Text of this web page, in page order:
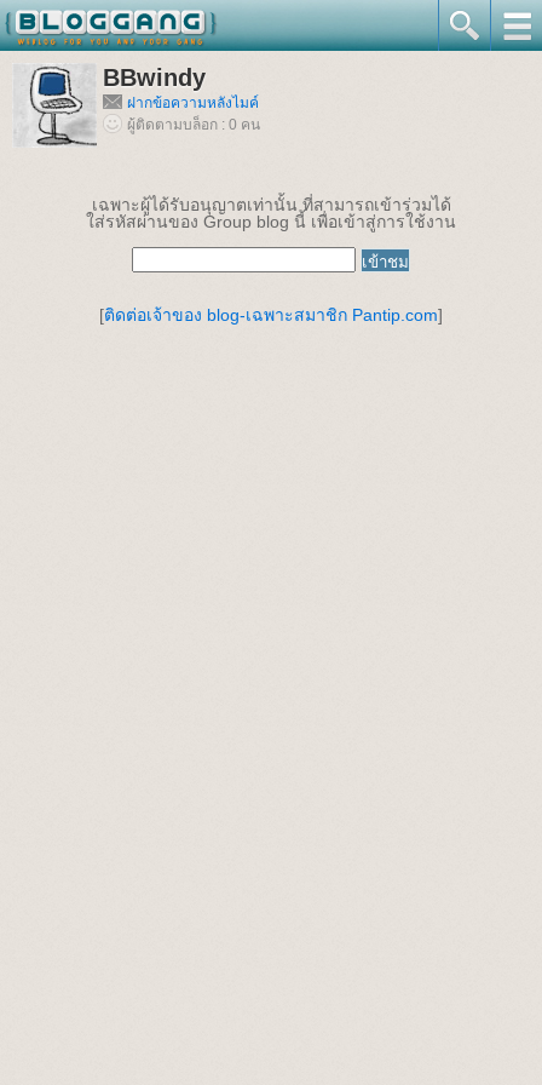
BBwindy
ฝากข้อความหลังไมค์
ผู้ติดตามบล็อก : 0 คน
เฉพาะผู้ได้รับอนุญาตเท่านั้น ที่สามารถเข้าร่วมได้
ใส่รหัสผ่านของ Group blog นี้ เพื่อเข้าสู่การใช้งาน
[ติดต่อเจ้าของ blog-เฉพาะสมาชิก Pantip.com]